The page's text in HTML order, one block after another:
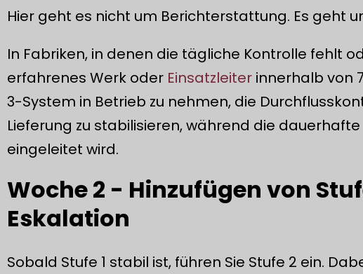
Hier geht es nicht um Berichterstattung. Es geht
In Fabriken, in denen die tägliche Kontrolle fehlt
erfahrenes Werk oder Einsatzleiter innerhalb von
3-System in Betrieb zu nehmen, die
Lieferung zu stabilisieren, während die
eingeleitet wird.
Woche 2 - Hinzufügen von
Eskalation
Sobald Stufe 1 stabil ist, führen Sie Stufe 2 ein.